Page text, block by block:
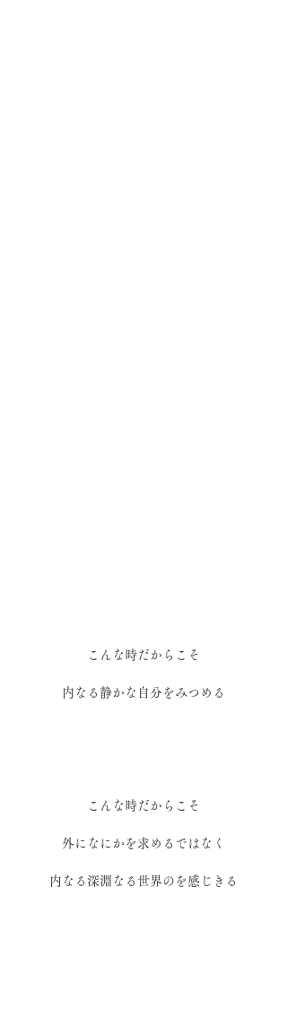
こんな時だからこそ
内なる静かな自分をみつめる
こんな時だからこそ
外になにかを求めるではなく
内なる深淵なる世界のを感じきる